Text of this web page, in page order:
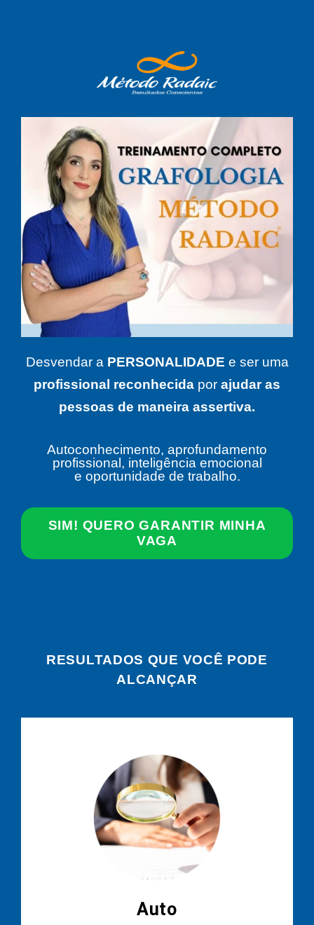
Desvendar a PERSONALIDADE e ser uma
profissional reconhecida por ajudar as
pessoas de maneira assertiva.
Autoconhecimento, aprofundamento
profissional, inteligência emocional
e oportunidade de trabalho.
SIM! QUERO GARANTIR MINHA
VAGA
RESULTADOS QUE VOCÊ PODE
ALCANÇAR
Auto